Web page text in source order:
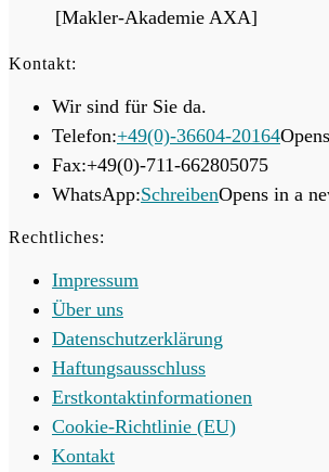
[Makler-Akademie AXA]
Kontakt:
Wir sind für Sie da.
Telefon:+49(0)-36604-20164
Fax:+49(0)-711-662805075
WhatsApp:SchreibenOpens in a
Rechtliches:
Impressum
Über uns
Datenschutzerklärung
Haftungsausschluss
Erstkontaktinformationen
Cookie-Richtlinie (EU)
Kontakt